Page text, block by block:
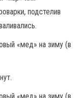
подстелив